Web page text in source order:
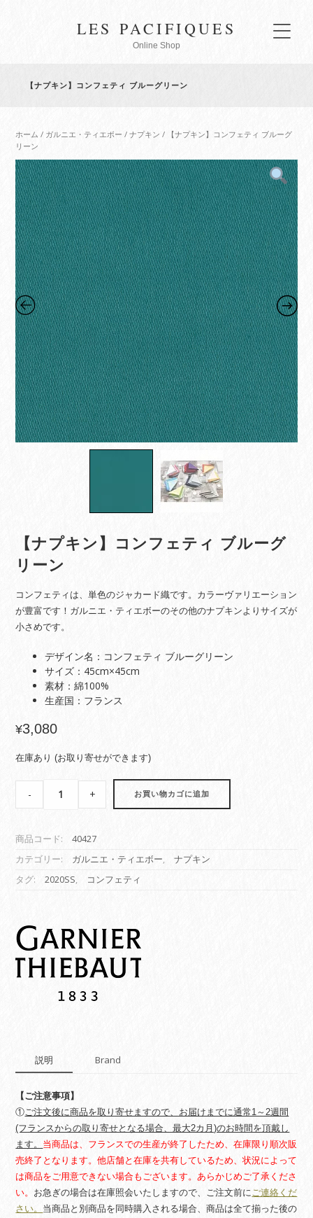
LES PACIFIQUES
Online Shop
【ナプキン】コンフェティ ブルーグリーン
ホーム / ガルニエ・ティエボー /ナプキン / 【ナプキン】コンフェティ ブルーグ
リーン
【ナプキン】コンフェティ ブルーグ
リーン
コンフェティは、単色のジャカード織です。カラーヴァリエーション
が豊富です！ガルニエ・ティエボーのその他のナプキンよりサイズが
小さめです。
デザイン名：コンフェティ ブルーグリーン
サイズ：45cm×45cm
素材：綿100%
生産国：フランス
¥3,080
在庫あり (お取り寄せができます)
【ナ
コ
ン
フ
ェ
ブ
ル
ー
グ
- + お買い物カゴに追加
商品コード:
40427
カテゴリー:
ガルニエ・ティエボー,
ナプキン
タグ:
2020SS, コンフェティ
説明 Brand
【ご注意事項】
①ご注文後に商品を取り寄せますので、お届けまでに通常1～2週間
(フランスからの取り寄せとなる場合、最大2カ月)のお時間を頂戴し
ます。 当商品は、フランスでの生産が終了したため、在庫限り順次販
売終了となります。他店舗と在庫を共有しているため、状況によって
は商品をご用意できない場合もございます。あらかじめご了承くださ
い。 お急ぎの場合は在庫照会いたしますので、ご注文前に ご連絡くだ
さい。 当商品と別商品を同時購入される場合、商品は全て揃った後の